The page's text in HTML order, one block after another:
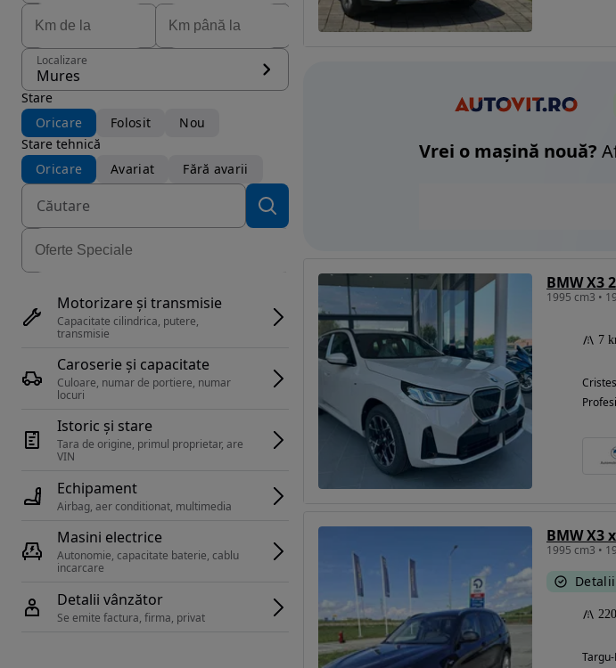
Localizare
Mures
Stare
Oricare
Folosit
Nou
Stare tehnică
Oricare
Avariat Fără avarii
Motorizare și transmisie
Capacitate cilindrica, putere,
transmisie
Caroserie și capacitate
Culoare, numar de portiere, numar
locuri
Istoric și stare
Tara de origine, primul proprietar, are
Echipament
Airbag, aer conditionat, multimedia
Masini electrice
Autonomie, capacitate baterie, cablu
Detalii vânzător
Se emite factura, firma, privat
Vrei o mașină nouă?
BMW X3
1995 cm3 •
7
BMW X3
1995 cm3 •